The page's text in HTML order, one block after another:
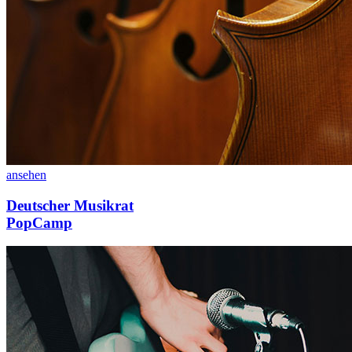
ansehen
Deutscher Musikrat
PopCamp